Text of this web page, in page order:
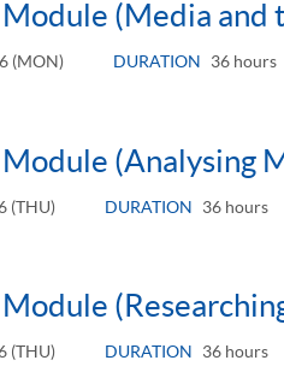
(Media and
(MON) DURATION 36 hours
(Analysing
(THU) DURATION 36 hours
(THU) DURATION 36 hours